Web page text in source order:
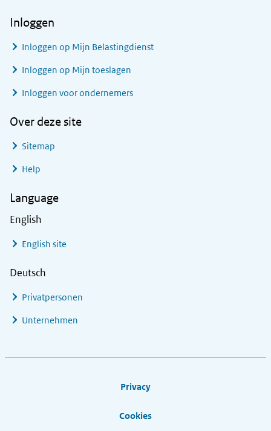
Inloggen
Inloggen op Mijn Belastingdienst
Inloggen op Mijn toeslagen
Inloggen voor ondernemers
Over deze site
Sitemap
Help
Language
English
English site
Deutsch
Privatpersonen
Unternehmen
Privacy
Cookies